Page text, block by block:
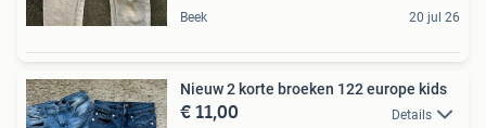
Beek 20 jul 26
Nieuw 2 korte broeken 122 europe kids
€ 11,00 Details